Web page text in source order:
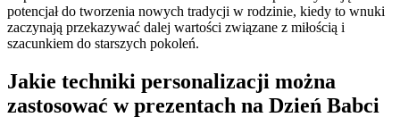
potencjał do tworzenia nowych tradycji w rodzinie, kiedy to wnuki
zaczynają przekazywać dalej wartości związane z miłością i
szacunkiem do starszych pokoleń.
Jakie techniki personalizacji można
zastosować w prezentach na Dzień Babci